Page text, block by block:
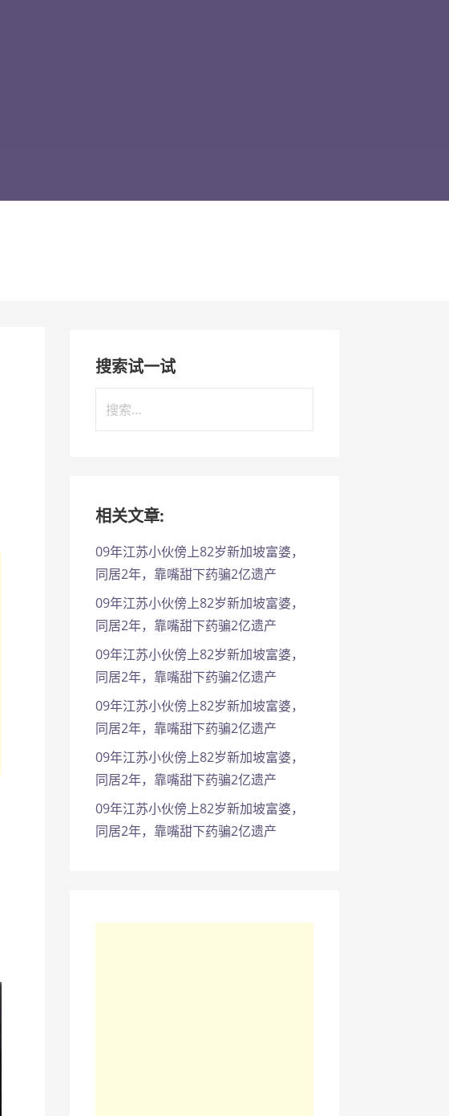
搜索试一试
索
相关文章:
09年江苏小伙傍上82岁新加坡富婆，
同居2年，靠嘴甜下药骗2亿遗产
09年江苏小伙傍上82岁新加坡富婆，
同居2年，靠嘴甜下药骗2亿遗产
09年江苏小伙傍上82岁新加坡富婆，
同居2年，靠嘴甜下药骗2亿遗产
09年江苏小伙傍上82岁新加坡富婆，
同居2年，靠嘴甜下药骗2亿遗产
09年江苏小伙傍上82岁新加坡富婆，
同居2年，靠嘴甜下药骗2亿遗产
09年江苏小伙傍上82岁新加坡富婆，
同居2年，靠嘴甜下药骗2亿遗产